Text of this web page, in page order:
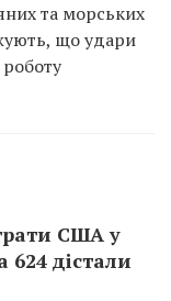
та морських
що удари
США у
624 дістали